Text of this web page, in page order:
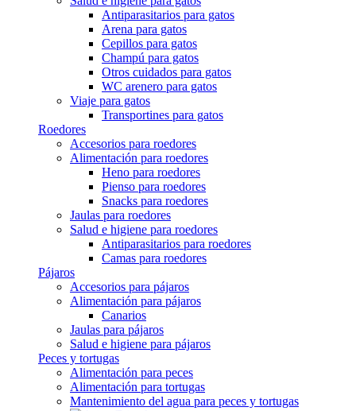
Antiparasitarios para gatos
Arena para gatos
Cepillos para gatos
Champú para gatos
Otros cuidados para gatos
WC arenero para gatos
Viaje para gatos
Transportines para gatos
Roedores
Accesorios para roedores
Alimentación para roedores
Heno para roedores
Pienso para roedores
Snacks para roedores
Jaulas para roedores
Salud e higiene para roedores
Antiparasitarios para roedores
Camas para roedores
Pájaros
Accesorios para pájaros
Alimentación para pájaros
Canarios
Jaulas para pájaros
Salud e higiene para pájaros
Peces y tortugas
Alimentación para peces
Alimentación para tortugas
Mantenimiento del agua para peces y tortugas